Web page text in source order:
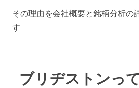
その理由を会社概要と銘柄分析の
す
ブリヂストンっ